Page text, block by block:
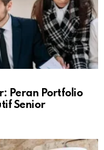
Peran Portfolio
Senior